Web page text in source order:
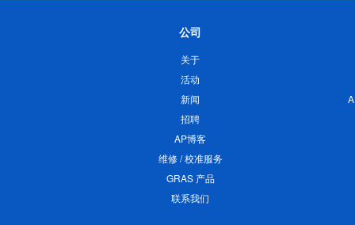
公司
关于
活动
新闻
招聘
AP博客
维修 / 校准服务
GRAS 产品
联系我们